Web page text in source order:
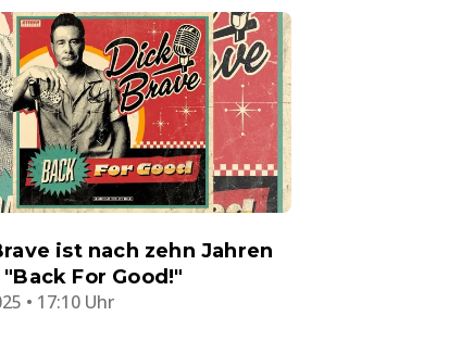
ist nach zehn Jahren
"Back For Good!"
• 17:10 Uhr